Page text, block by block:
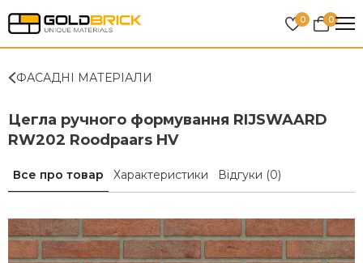
0 0
ФАСАДНІ МАТЕРІАЛИ
Цегла ручного формування RIJSWAARD
RW202 Roodpaars HV
Все про товар Характеристики Відгуки (0)